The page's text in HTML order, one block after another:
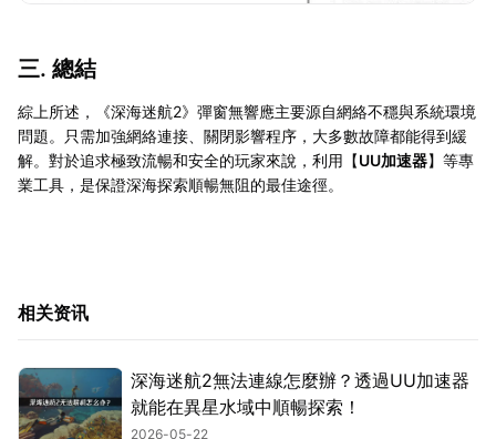
三. 總結
綜上所述，《深海迷航2》彈窗無響應主要源自網絡不穩與系統環境
問題。只需加強網絡連接、關閉影響程序，大多數故障都能得到緩
解。對於追求極致流暢和安全的玩家來說，利用【UU加速器】等專
業工具，是保證深海探索順暢無阻的最佳途徑。
相关资讯
深海迷航2無法連線怎麼辦？透過UU加速器
就能在異星水域中順暢探索！
2026-05-22